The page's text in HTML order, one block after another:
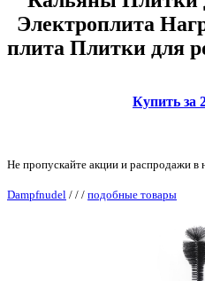
Электроплита
плита Плитки для
Купить за
Не пропускайте акции и распродажи в
Dampfnudel / / / подобные товары